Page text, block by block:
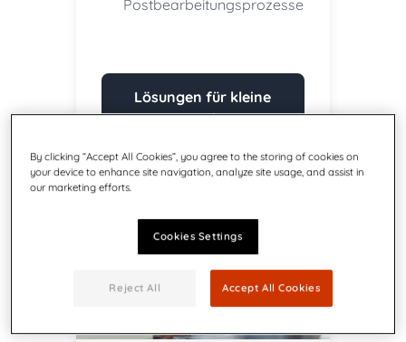
Postbearbeitungsprozesse
Lösungen für kleine
Unternehmen
By clicking “Accept All Cookies”, you agree to the storing of cookies on
your device to enhance site navigation, analyze site usage, and assist in
our marketing efforts.
Cookies Settings
Reject All Accept All Cookies